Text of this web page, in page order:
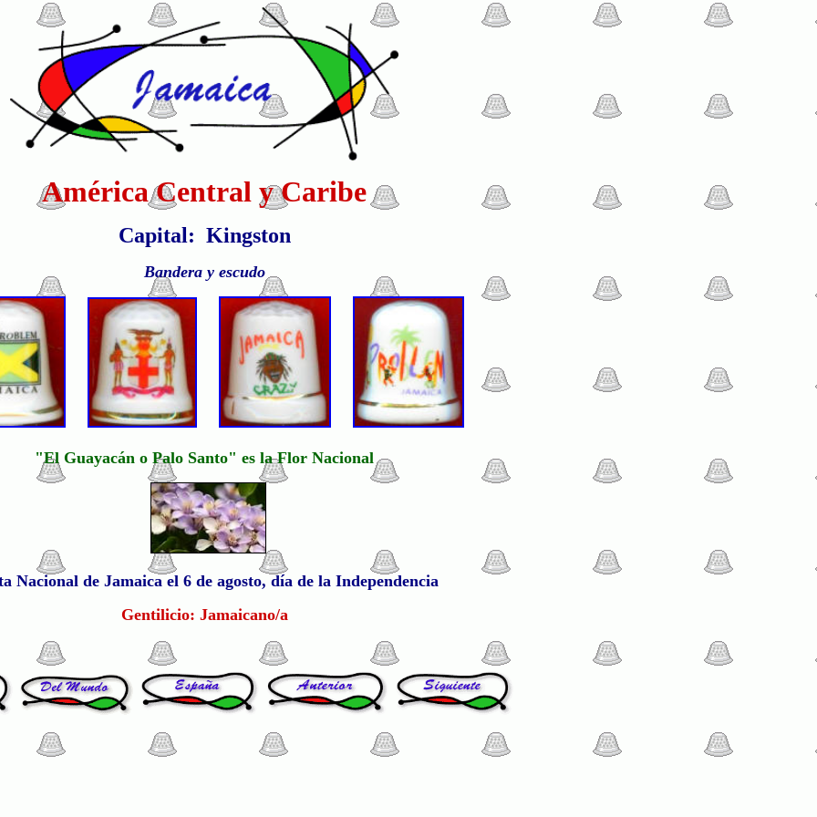
América Central y Caribe
Capital: Kingston
Bandera y escudo
"El Guayacán o Palo Santo" es la Flor Nacional
Nacional de Jamaica el 6 de agosto, día de la Independencia
Gentilicio: Jamaicano/a